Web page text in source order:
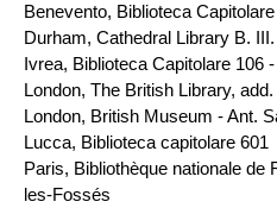
Benevento, Biblioteca
Durham, Cathedral Library B.
Ivrea, Biblioteca Capitolare 106
London, The British Library,
London, British Museum - Ant.
Lucca, Biblioteca capitolare 601
Paris, Bibliothèque nationale de
les-Fossés